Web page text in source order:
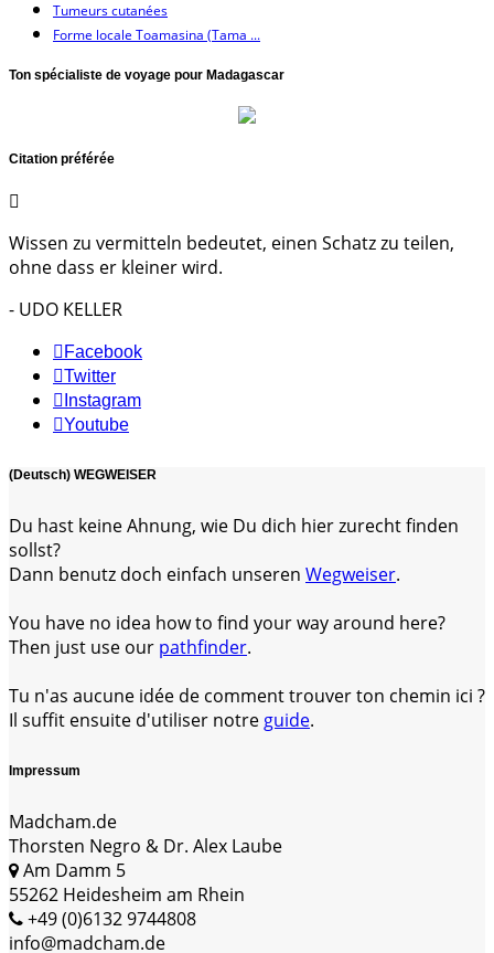
Tumeurs cutanées
Forme locale Toamasina (Tama ...
Ton spécialiste de voyage pour Madagascar
Citation préférée
Wissen zu vermitteln bedeutet, einen Schatz zu teilen,
ohne dass er kleiner wird.
- UDO KELLER
Facebook
Twitter
Instagram
Youtube
(Deutsch) WEGWEISER
Du hast keine Ahnung, wie Du dich hier zurecht finden
sollst?
Dann benutz doch einfach unseren Wegweiser.
You have no idea how to find your way around here?
Then just use our pathfinder.
Tu n'as aucune idée de comment trouver ton chemin ici ?
Il suffit ensuite d'utiliser notre guide.
Impressum
Madcham.de
Thorsten Negro & Dr. Alex Laube
Am Damm 5
55262 Heidesheim am Rhein
+49 (0)6132 9744808
info@madcham.de